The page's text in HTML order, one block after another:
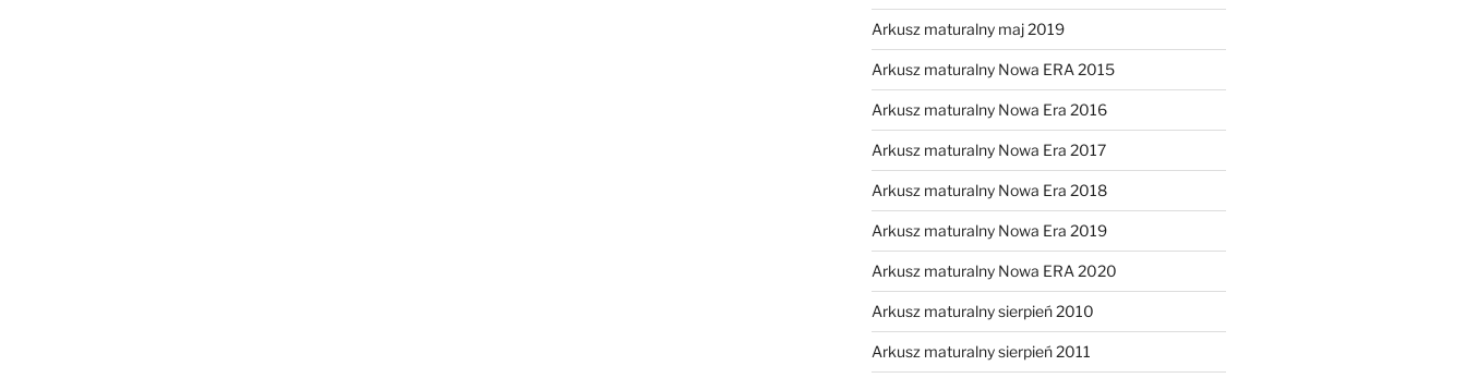
Arkusz maturalny maj 2019
Arkusz maturalny Nowa ERA 2015
Arkusz maturalny Nowa Era 2016
Arkusz maturalny Nowa Era 2017
Arkusz maturalny Nowa Era 2018
Arkusz maturalny Nowa Era 2019
Arkusz maturalny Nowa ERA 2020
Arkusz maturalny sierpień 2010
Arkusz maturalny sierpień 2011